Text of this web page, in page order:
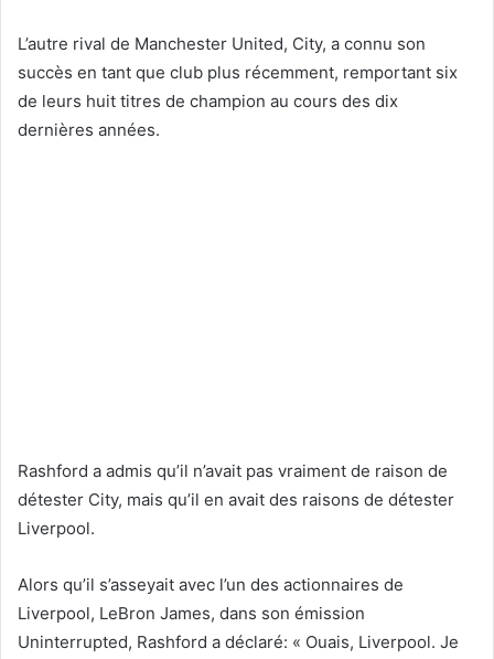
L’autre rival de Manchester United, City, a connu son
succès en tant que club plus récemment, remportant six
de leurs huit titres de champion au cours des dix
dernières années.
Rashford a admis qu’il n’avait pas vraiment de raison de
détester City, mais qu’il en avait des raisons de détester
Liverpool.
Alors qu’il s’asseyait avec l’un des actionnaires de
Liverpool, LeBron James, dans son émission
Uninterrupted, Rashford a déclaré: « Ouais, Liverpool. Je